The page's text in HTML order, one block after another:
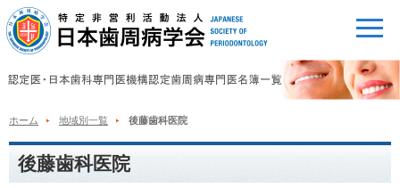
ホーム 地域別一覧 後藤歯科医院
後藤歯科医院